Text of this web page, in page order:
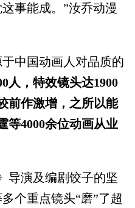
事能成。”汝乔动漫
中国动画人对品质的
人，特效镜头达1900
前作激增，之所以能
等4000余位动画从业
演及编剧饺子的坚
个重点镜头“磨”了超